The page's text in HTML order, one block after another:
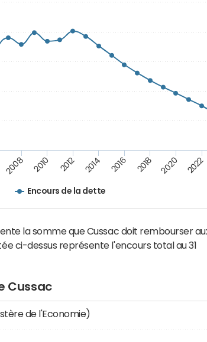
Encours de la dette
2008 2010 2012 2014 2016 2018 2020 2022
la somme que Cussac doit rembourser
ci-dessus représente l'encours total au 31
Cussac
de l'Economie)